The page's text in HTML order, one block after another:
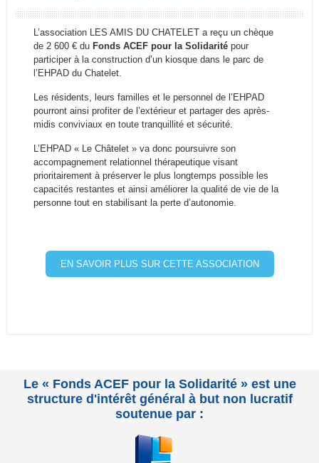
L’association LES AMIS DU CHATELET a reçu un chèque
de 2 600 € du Fonds ACEF pour la Solidarité pour
participer à la construction d’un kiosque dans le parc de
l’EHPAD du Chatelet.
Les résidents, leurs familles et le personnel de l’EHPAD
pourront ainsi profiter de l’extérieur et partager des après-
midis conviviaux en toute tranquillité et sécurité.
L’EHPAD « Le Châtelet » va donc poursuivre son
accompagnement relationnel thérapeutique visant
prioritairement à préserver le plus longtemps possible les
capacités restantes et ainsi améliorer la qualité de vie de la
personne tout en stabilisant la perte d’autonomie.
EN SAVOIR PLUS SUR CETTE ASSOCIATION
Le « Fonds ACEF pour la Solidarité » est une
structure d'intérêt général à but non lucratif
soutenue par :